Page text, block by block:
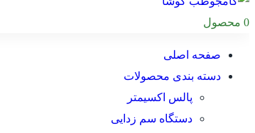
0 محصول
صفحه اصلی
دسته بندی محصولات
پالس اکسیمتر
دستگاه سم زدایی